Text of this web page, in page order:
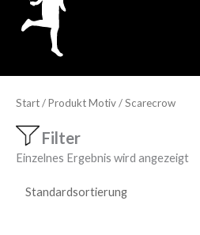
Start/ Produkt Motiv / Scarecrow
Filter
Einzelnes Ergebnis wird angezeigt